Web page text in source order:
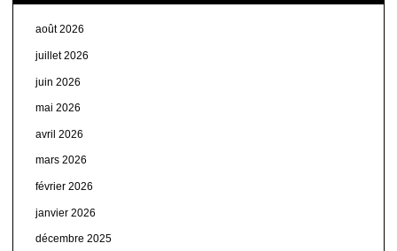
août 2026
juillet 2026
juin 2026
mai 2026
avril 2026
mars 2026
février 2026
janvier 2026
décembre 2025